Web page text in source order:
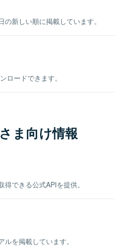
新しい順に掲載しています。
ロードできます。
ま向け情報
できる公式APIを提供。
を掲載しています。